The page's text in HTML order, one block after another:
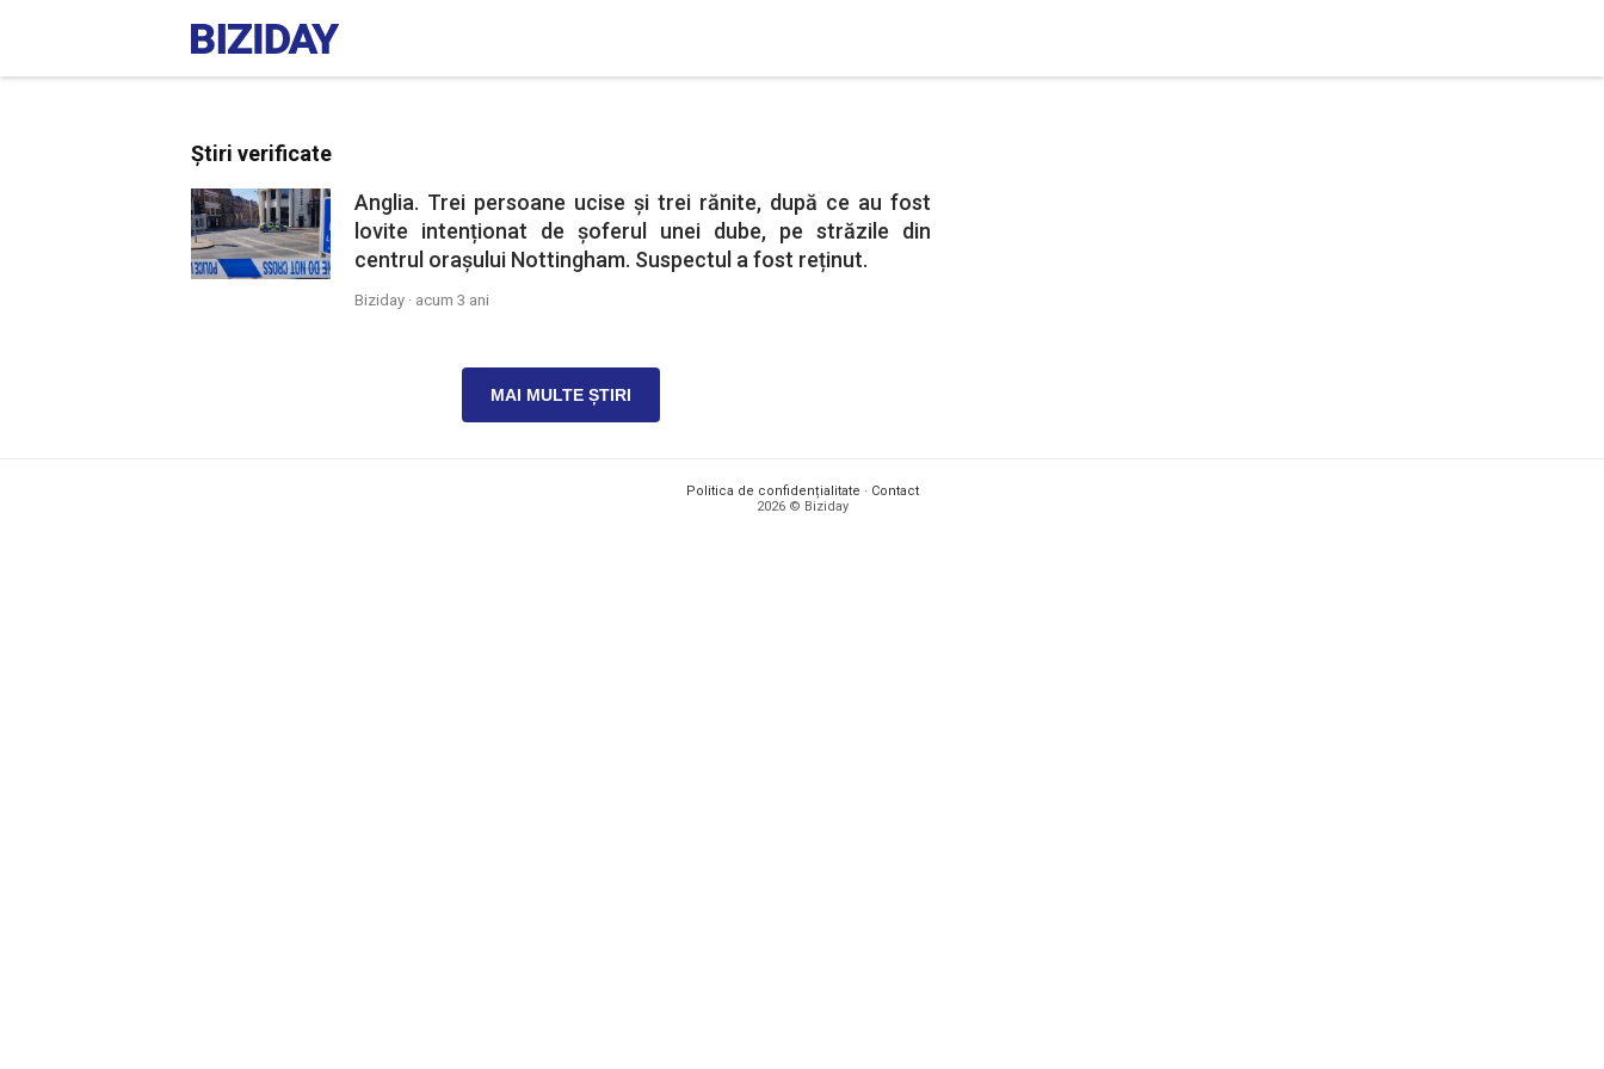
Știri verificate
Anglia. Trei persoane ucise și trei rănite, după ce au fost
lovite intenționat de șoferul unei dube, pe străzile din
centrul orașului Nottingham. Suspectul a fost reținut.
Biziday · acum 3 ani
MAI MULTE ȘTIRI
Politica de confidențialitate · Contact
2026 © Biziday